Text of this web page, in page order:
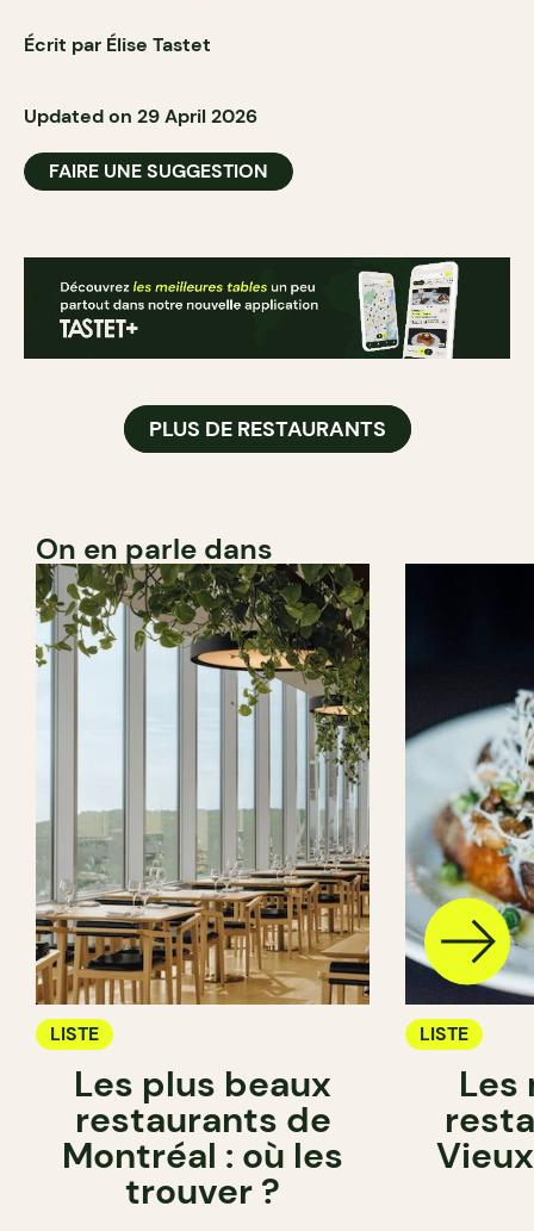
Écrit par Élise Tastet
Updated on 29 April 2026
FAIRE UNE SUGGESTION
PLUS DE RESTAURANTS
On en parle dans
LISTE
Les plus beaux
restaurants de
Montréal : où les
trouver ?
LISTE
Les